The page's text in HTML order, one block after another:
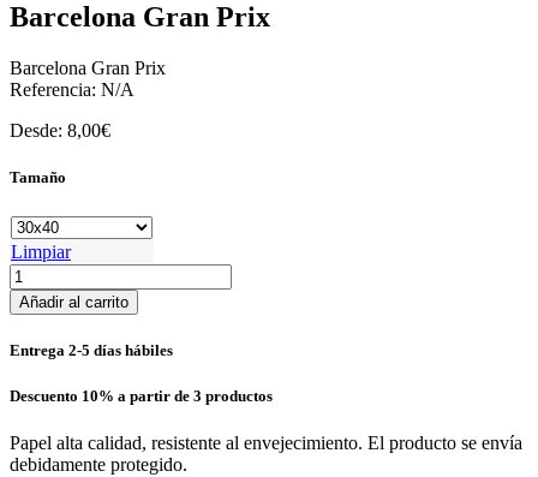
Barcelona Gran Prix
Barcelona Gran Prix
Referencia: N/A
Desde: 8,00€
Tamaño
Limpiar
Barcelona
Gran
Prix
Añadir al carrito
Entrega 2-5 días hábiles
Descuento 10% a partir de 3 productos
Papel alta calidad, resistente al envejecimiento. El producto se envía
debidamente protegido.